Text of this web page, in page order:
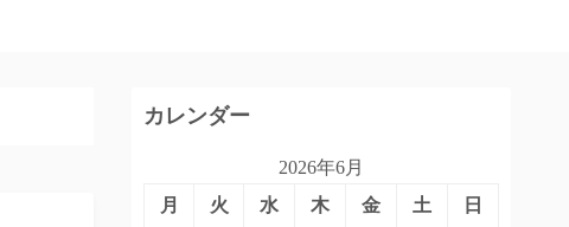
カレンダー
2026年6月
月
火 水 木 金 土 日